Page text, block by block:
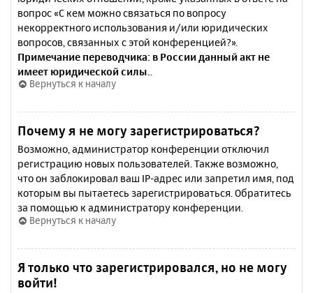
вопрос «С кем можно связаться по вопросу
некорректного использования и/или юридических
вопросов, связанных с этой конференцией?».
Примечание переводчика: в России данный акт не
имеет юридической силы.
Вернуться к началу
Почему я не могу зарегистрироваться?
Возможно, администратор конференции отключил
регистрацию новых пользователей. Также возможно,
что он заблокировал ваш IP-адрес или запретил имя, под
которым вы пытаетесь зарегистрироваться. Обратитесь
за помощью к администратору конференции.
Вернуться к началу
Я только что зарегистрировался, но не могу
войти!